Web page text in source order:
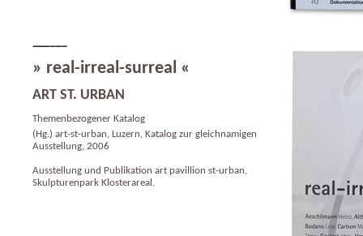
» real-irreal-surreal «
ART ST. URBAN
Themenbezogener Katalog
(Hg.) art-st-urban, Luzern, Katalog zur gleichnamigen
Ausstellung, 2006
Ausstellung und Publikation art pavillion st-urban,
Skulpturenpark Klosterareal.